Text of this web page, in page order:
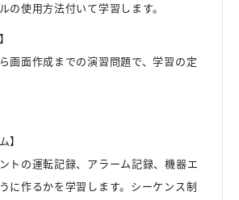
の使用方法付いて学習します。
画面作成までの演習問題で、学習の定
】
トの運転記録、アラーム記録、機器エ
に作るかを学習します。シーケンス制